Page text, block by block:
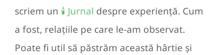
scriem un 🕯️ Jurnal despre experiență. Cum
a fost, relațiile pe care le-am observat.
Poate fi util să păstrăm această hârtie și